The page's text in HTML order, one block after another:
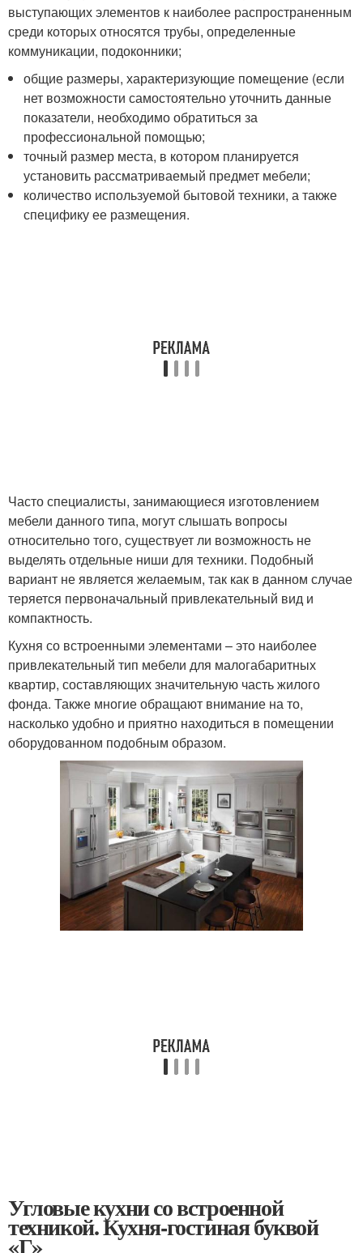
выступающих элементов к наиболее распространенным
среди которых относятся трубы, определенные
коммуникации, подоконники;
общие размеры, характеризующие помещение (если
нет возможности самостоятельно уточнить данные
показатели, необходимо обратиться за
профессиональной помощью;
точный размер места, в котором планируется
установить рассматриваемый предмет мебели;
количество используемой бытовой техники, а также
специфику ее размещения.
Часто специалисты, занимающиеся изготовлением
мебели данного типа, могут слышать вопросы
относительно того, существует ли возможность не
выделять отдельные ниши для техники. Подобный
вариант не является желаемым, так как в данном случае
теряется первоначальный привлекательный вид и
компактность.
Кухня со встроенными элементами – это наиболее
привлекательный тип мебели для малогабаритных
квартир, составляющих значительную часть жилого
фонда. Также многие обращают внимание на то,
насколько удобно и приятно находиться в помещении
оборудованном подобным образом.
Угловые кухни со встроенной
техникой. Кухня-гостиная буквой
«Г»